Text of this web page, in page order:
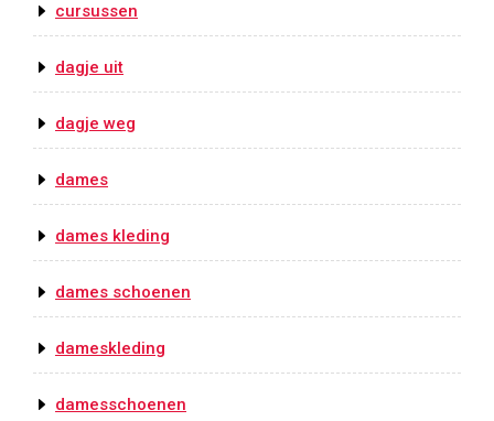
cursussen
dagje uit
dagje weg
dames
dames kleding
dames schoenen
dameskleding
damesschoenen